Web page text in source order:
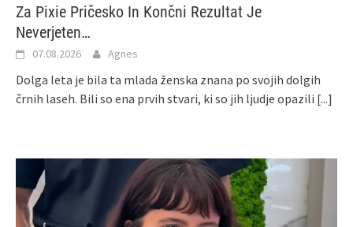
Za Pixie Pričesko In Končni Rezultat Je
Neverjeten…
07.08.2026 Agnes
Dolga leta je bila ta mlada ženska znana po svojih dolgih
črnih laseh. Bili so ena prvih stvari, ki so jih ljudje opazili [...]